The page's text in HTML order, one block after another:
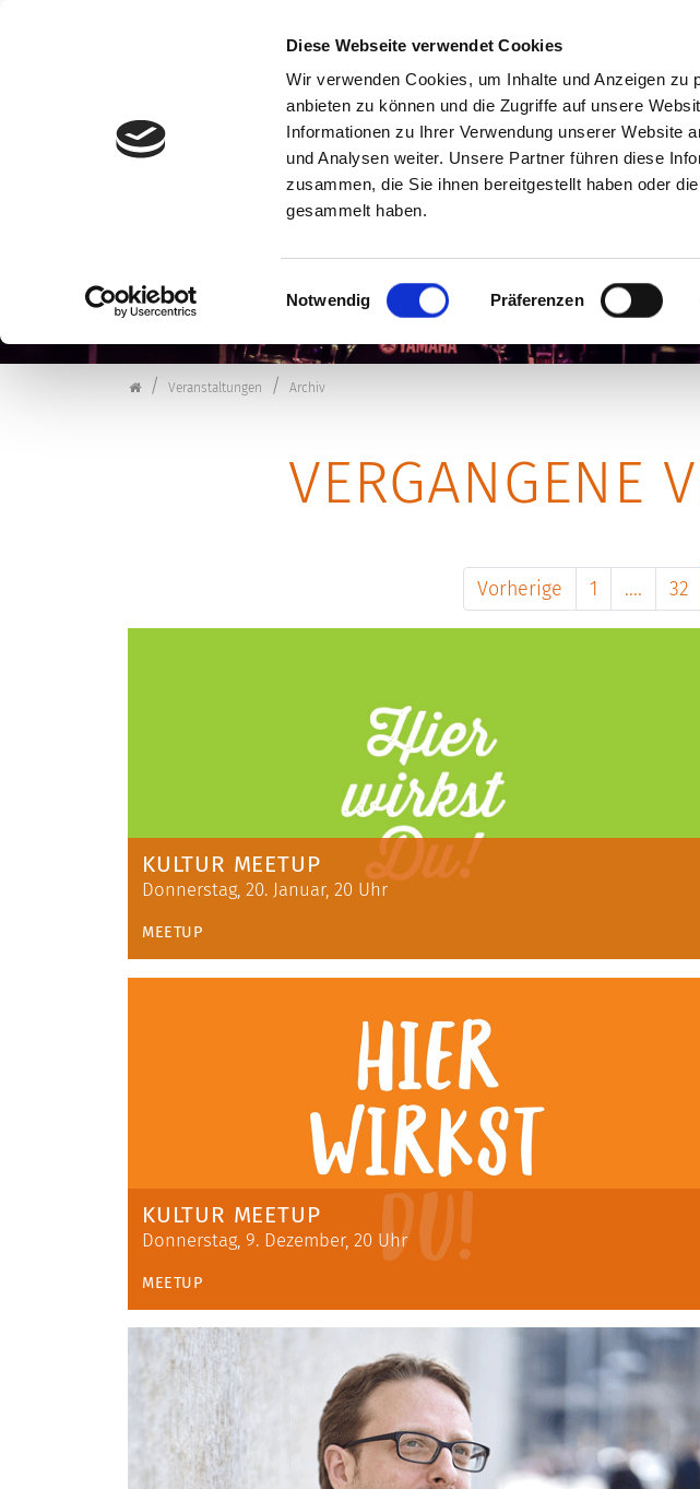
Diese Webseite verwendet Cookies
Wir verwenden Cookies, um Inhalte und Anzeigen
anbieten zu können und die Zugriffe auf unsere
Informationen zu Ihrer Verwendung unserer Website
und Analysen weiter. Unsere Partner führen diese
zusammen, die Sie ihnen bereitgestellt haben oder
gesammelt haben.
Einwilligungsauswahl
Notwendig Präferenzen
VERANSTALTUNGEN
Kulturforum Schorndorf
Veranstaltungen Archiv
VERGANGENE
Vorherige 1 .... 32
KULTUR MEETUP
Donnerstag, 20. Januar, 20 Uhr
MEETUP
KULTUR MEETUP
Donnerstag, 9. Dezember, 20 Uhr
MEETUP